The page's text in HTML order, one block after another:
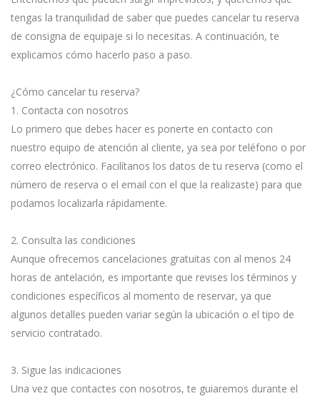
tengas la tranquilidad de saber que puedes cancelar tu reserva
de consigna de equipaje si lo necesitas. A continuación, te
explicamos cómo hacerlo paso a paso.
¿Cómo cancelar tu reserva?
1. Contacta con nosotros
Lo primero que debes hacer es ponerte en contacto con
nuestro equipo de atención al cliente, ya sea por teléfono o por
correo electrónico. Facilítanos los datos de tu reserva (como el
número de reserva o el email con el que la realizaste) para que
podamos localizarla rápidamente.
2. Consulta las condiciones
Aunque ofrecemos cancelaciones gratuitas con al menos 24
horas de antelación, es importante que revises los términos y
condiciones específicos al momento de reservar, ya que
algunos detalles pueden variar según la ubicación o el tipo de
servicio contratado.
3. Sigue las indicaciones
Una vez que contactes con nosotros, te guiaremos durante el